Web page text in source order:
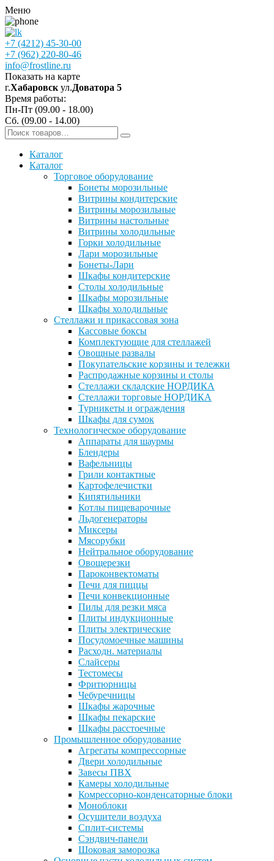
Меню
+7 (4212) 45-30-00
+7 (962) 220-80-46
info@frostline.ru
Показать на карте
г.Хабаровск ул.Доватора 5
Время работы:
Пн-Пт (09.00 - 18.00)
Сб. (09.00 - 14.00)
Каталог
Каталог
Торговое оборудование
Бонеты морозильные
Витрины кондитерские
Витрины морозильные
Витрины настольные
Витрины холодильные
Горки холодильные
Лари морозильные
Бонеты-Лари
Шкафы кондитерские
Столы холодильные
Шкафы морозильные
Шкафы холодильные
Стеллажи и прикассовая зона
Кассовые боксы
Комплектующие для стеллажей
Овощные развалы
Покупательские корзины и тележки
Распродажные корзины и столы
Стеллажи складские НОРДИКА
Стеллажи торговые НОРДИКА
Турникеты и ограждения
Шкафы для сумок
Технологическое оборудование
Аппараты для шаурмы
Блендеры
Вафельницы
Грили контактные
Картофелечистки
Кипятильники
Котлы пищеварочные
Льдогенераторы
Миксеры
Мясорубки
Нейтральное оборудование
Овощерезки
Пароконвектоматы
Печи для пиццы
Печи конвекционные
Пилы для резки мяса
Плиты индукционные
Плиты электрические
Посудомоечные машины
Расходн. материалы
Слайсеры
Тестомесы
Фритюрницы
Чебуречницы
Шкафы жарочные
Шкафы пекарские
Шкафы расстоечные
Промышленное оборудование
Агрегаты компрессорные
Двери холодильные
Завесы ПВХ
Камеры холодильные
Комрессорно-конденсаторные блоки
Моноблоки
Осушители воздуха
Сплит-системы
Сэндвич-панели
Шоковая заморозка